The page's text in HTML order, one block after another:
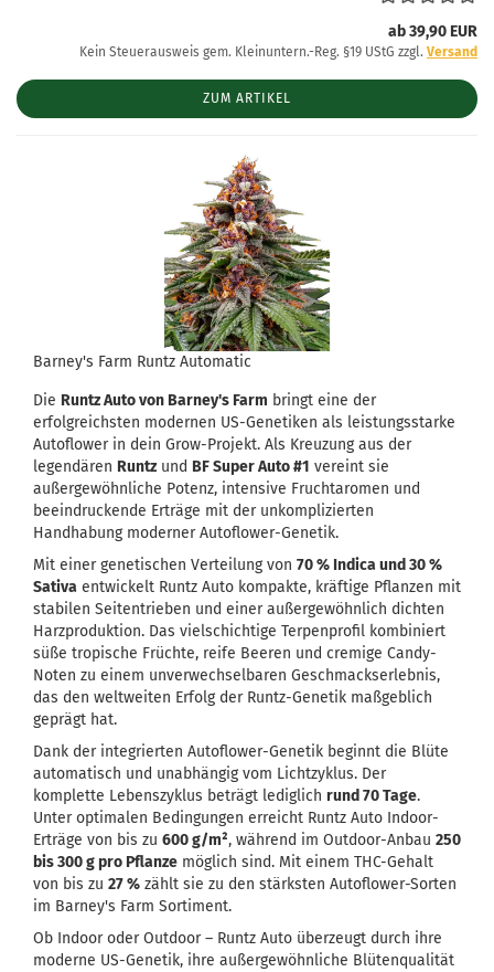
ab 39,90 EUR
Kein Steuerausweis gem. Kleinuntern.-Reg. §19 UStG zzgl. Versand
ZUM ARTIKEL
Barney's Farm Runtz Automatic
Die Runtz Auto von Barney's Farm bringt eine der
erfolgreichsten modernen US-Genetiken als leistungsstarke
Autoflower in dein Grow-Projekt. Als Kreuzung aus der
legendären Runtz und BF Super Auto #1 vereint sie
außergewöhnliche Potenz, intensive Fruchtaromen und
beeindruckende Erträge mit der unkomplizierten
Handhabung moderner Autoflower-Genetik.
Mit einer genetischen Verteilung von 70 % Indica und 30 %
Sativa entwickelt Runtz Auto kompakte, kräftige Pflanzen mit
stabilen Seitentrieben und einer außergewöhnlich dichten
Harzproduktion. Das vielschichtige Terpenprofil kombiniert
süße tropische Früchte, reife Beeren und cremige Candy-
Noten zu einem unverwechselbaren Geschmackserlebnis,
das den weltweiten Erfolg der Runtz-Genetik maßgeblich
geprägt hat.
Dank der integrierten Autoflower-Genetik beginnt die Blüte
automatisch und unabhängig vom Lichtzyklus. Der
komplette Lebenszyklus beträgt lediglich rund 70 Tage.
Unter optimalen Bedingungen erreicht Runtz Auto Indoor-
Erträge von bis zu 600 g/m², während im Outdoor-Anbau 250
bis 300 g pro Pflanze möglich sind. Mit einem THC-Gehalt
von bis zu 27 % zählt sie zu den stärksten Autoflower-Sorten
im Barney's Farm Sortiment.
Ob Indoor oder Outdoor – Runtz Auto überzeugt durch ihre
moderne US-Genetik, ihre außergewöhnliche Blütenqualität